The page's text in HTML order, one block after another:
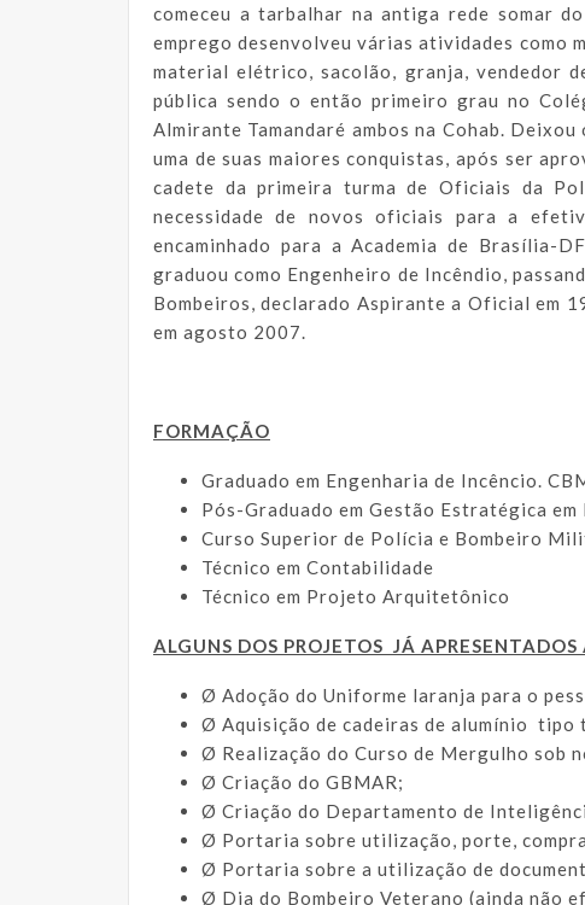
comeceu a tarbalhar na antiga rede somar
emprego desenvolveu várias atividades como
material elétrico, sacolão, granja, vendedor
pública sendo o então primeiro grau no
Almirante Tamandaré ambos na Cohab.
uma de suas maiores conquistas, após ser
cadete da primeira turma de Oficiais da
necessidade de novos oficiais para a
encaminhado para a Academia de Brasília-
graduou como Engenheiro de Incêndio,
Bombeiros, declarado Aspirante a Oficial em
em agosto 2007.
FORMAÇÃO
Graduado em Engenharia de Incêncio.
Pós-Graduado em Gestão Estratégica
Curso Superior de Polícia e Bombeiro
Técnico em Contabilidade
Técnico em Projeto Arquitetônico
ALGUNS DOS PROJETOS JÁ
Ø Adoção do Uniforme laranja para o
Ø Aquisição de cadeiras de alumínio tipo
Ø Realização do Curso de Mergulho sob
Ø Criação do GBMAR;
Ø Criação do Departamento de
Ø Portaria sobre utilização, porte, compra
Ø Portaria sobre a utilização de
Ø Dia do Bombeiro Veterano (ainda não